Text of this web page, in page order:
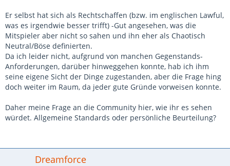
Er selbst hat sich als Rechtschaffen (bzw. im englischen Lawful,
was es irgendwie besser trifft) -Gut angesehen, was die
Mitspieler aber nicht so sahen und ihn eher als Chaotisch
Neutral/Böse definierten.
Da ich leider nicht, aufgrund von manchen Gegenstands-
Anforderungen, darüber hinweggehen konnte, hab ich ihm
seine eigene Sicht der Dinge zugestanden, aber die Frage hing
doch weiter im Raum, da jeder gute Gründe vorweisen konnte.
Daher meine Frage an die Community hier, wie ihr es sehen
würdet. Allgemeine Standards oder persönliche Beurteilung?
Dreamforce